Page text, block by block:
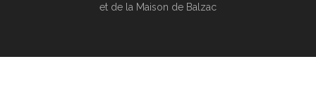
et de la Maison de Balzac